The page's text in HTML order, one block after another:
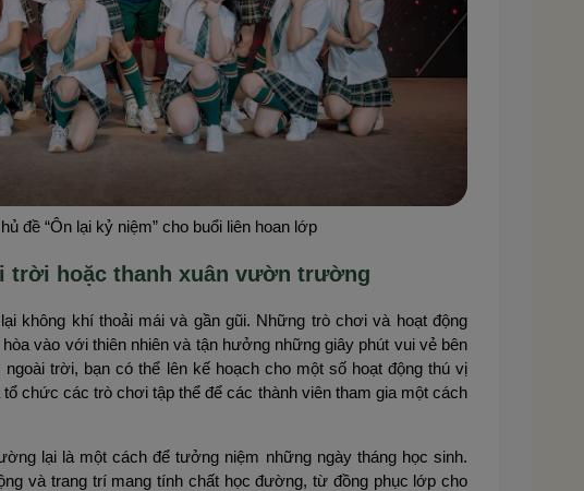
đề “Ôn lại kỷ niệm” cho buổi liên hoan lớp
trời hoặc thanh xuân vườn trường
không khí thoải mái và gần gũi. Những trò chơi và hoạt động
vào với thiên nhiên và tận hưởng những giây phút vui vẻ bên
trời, bạn có thể lên kế hoạch cho một số hoạt động thú vị
chức các trò chơi tập thể để các thành viên tham gia một cách
lại là một cách để tưởng niệm những ngày tháng học sinh.
và trang trí mang tính chất học đường, từ đồng phục lớp cho